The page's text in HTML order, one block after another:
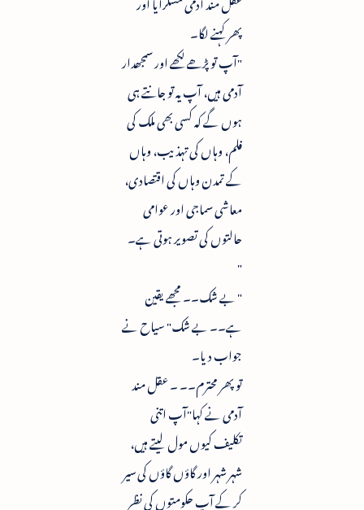
پھر کہنے لگا۔
"آپ تو پڑھے لکھے اور سمجھدار
آدمی ہیں، آپ یہ تو جانتے ہی
ہوں گے کہ کسی بھی ملک کی
فلم، وہاں کی تہذیب، وہاں
کے تمدن وہاں کی اقتصادی،
معاشی سماجی اور عوامی
حالتوں کی تصویر ہوتی ہے۔
"
" بے شک۔۔ مجھے یقین
ہے۔۔ بے شک" سیاح نے
جواب دیا۔
تو پھر محترم۔۔ ۔ عقل مند
آدمی نے کہا"آپ اتنی
تکلیف کیوں مول لیتے ہیں،
شہر شہر اور گاؤں گاؤں کی سیر
کر کے آپ حکومتوں کی نظر